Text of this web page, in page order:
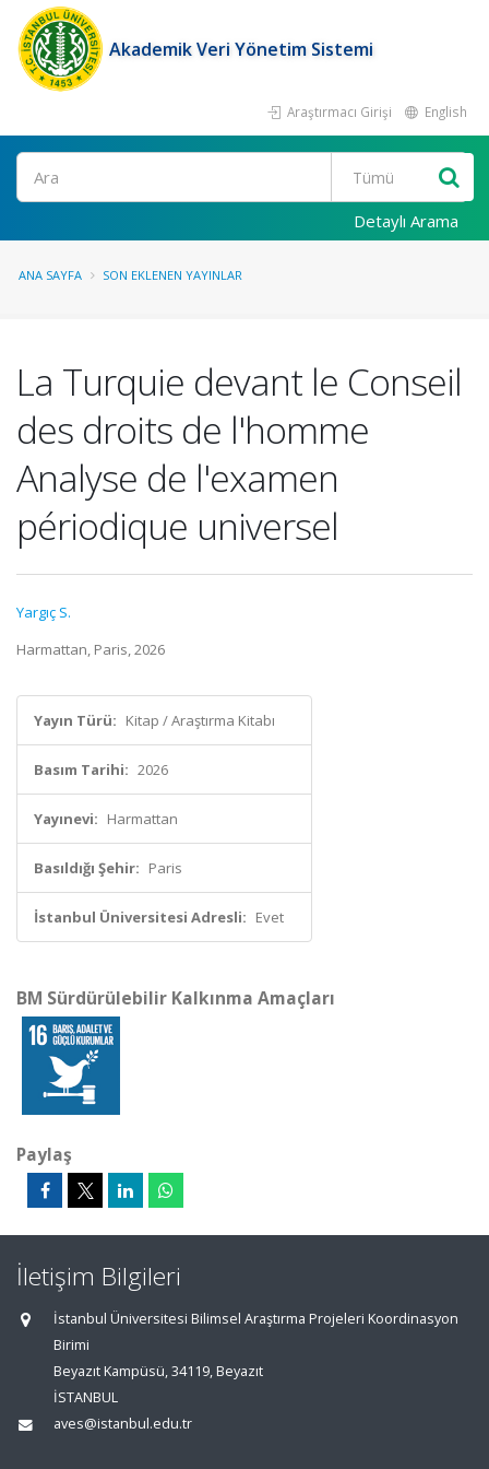
Akademik Veri Yönetim Sistemi
Araştırmacı Girişi English
Ara
Detaylı Arama
ANA SAYFA SON EKLENEN YAYINLAR
La Turquie devant le Conseil
des droits de l'homme
Analyse de l'examen
périodique universel
Yargıç S.
Harmattan, Paris, 2026
Yayın Türü: Kitap / Araştırma Kitabı
Basım Tarihi: 2026
Yayınevi: Harmattan
Basıldığı Şehir: Paris
İstanbul Üniversitesi Adresli: Evet
BM Sürdürülebilir Kalkınma Amaçları
Paylaş
İletişim Bilgileri
İstanbul Üniversitesi Bilimsel Araştırma Projeleri Koordinasyon
Birimi
Beyazıt Kampüsü, 34119, Beyazıt
İSTANBUL
aves@istanbul.edu.tr